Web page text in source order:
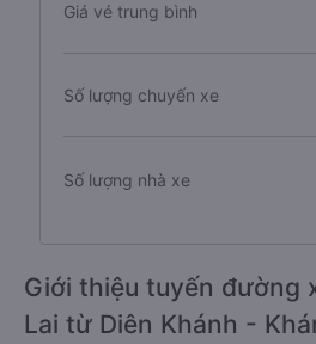
Giá vé trung bình
Số lượng chuyến xe
Số lượng nhà xe
Giới thiệu tuyến đường
Lai từ Diên Khánh -